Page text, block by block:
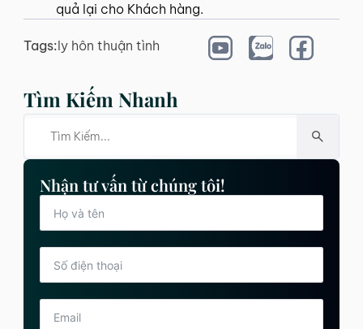
quả lại cho Khách hàng.
Tags:ly hôn thuận tình
Tìm Kiếm Nhanh
Nhận tư vấn từ chúng tôi!